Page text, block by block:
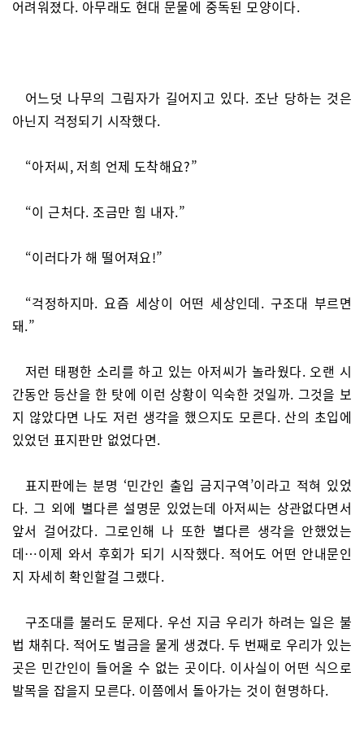
어려워졌다. 아무래도 현대 문물에 중독된 모양이다.
어느덧 나무의 그림자가 길어지고 있다. 조난 당하는 것은
아닌지 걱정되기 시작했다.
“아저씨, 저희 언제 도착해요?”
“이 근처다. 조금만 힘 내자.”
“이러다가 해 떨어져요!”
“걱정하지마. 요즘 세상이 어떤 세상인데. 구조대 부르면
돼.”
저런 태평한 소리를 하고 있는 아저씨가 놀라웠다. 오랜 시
간동안 등산을 한 탓에 이런 상황이 익숙한 것일까. 그것을 보
지 않았다면 나도 저런 생각을 했으지도 모른다. 산의 초입에
있었던 표지판만 없었다면.
표지판에는 분명 ‘민간인 출입 금지구역’이라고 적혀 있었
다. 그 외에 별다른 설명문 있었는데 아저씨는 상관없다면서
앞서 걸어갔다. 그로인해 나 또한 별다른 생각을 안했었는
데…이제 와서 후회가 되기 시작했다. 적어도 어떤 안내문인
지 자세히 확인할걸 그랬다.
구조대를 불러도 문제다. 우선 지금 우리가 하려는 일은 불
법 채취다. 적어도 벌금을 물게 생겼다. 두 번째로 우리가 있는
곳은 민간인이 들어올 수 없는 곳이다. 이사실이 어떤 식으로
발목을 잡을지 모른다. 이쯤에서 돌아가는 것이 현명하다.